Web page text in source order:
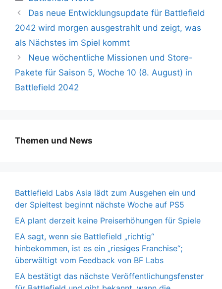
Das neue Entwicklungsupdate für Battlefield
2042 wird morgen ausgestrahlt und zeigt, was
als Nächstes im Spiel kommt
Neue wöchentliche Missionen und Store-
Pakete für Saison 5, Woche 10 (8. August) in
Battlefield 2042
Themen und News
Battlefield Labs Asia lädt zum Ausgehen ein und
der Spieltest beginnt nächste Woche auf PS5
EA plant derzeit keine Preiserhöhungen für Spiele
EA sagt, wenn sie Battlefield „richtig“
hinbekommen, ist es ein „riesiges Franchise“;
überwältigt vom Feedback von BF Labs
EA bestätigt das nächste Veröffentlichungsfenster